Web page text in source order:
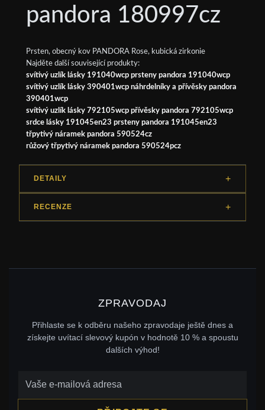
pandora 180997cz
Prsten, obecný kov PANDORA Rose, kubická zirkonie
Najděte další související produkty:
svítivý uzlík lásky 191040wcp prsteny pandora 191040wcp
svítivý uzlík lásky 390401wcp náhrdelníky a přívěsky pandora
390401wcp
svítivý uzlík lásky 792105wcp přívěsky pandora 792105wcp
srdce lásky 191045en23 prsteny pandora 191045en23
třpytivý náramek pandora 590524cz
růžový třpytivý náramek pandora 590524pcz
DETAILY
RECENZE
ZPRAVODAJ
Přihlaste se k odběru našeho zpravodaje ještě dnes a
získejte uvítací slevový kupón v hodnotě 10 % a spoustu
dalších výhod!